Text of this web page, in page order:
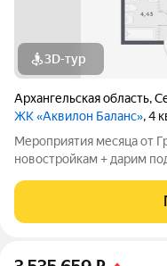
3D-тур
Архангельская область,
ЖК «Аквилон Баланс», 4
Мероприятия месяца от
новостройкам + дарим
быстрый выход на